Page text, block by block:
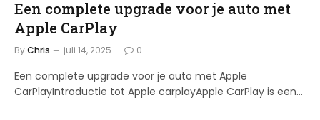
Een complete upgrade voor je auto met
Apple CarPlay
ByChris juli 14, 2025 0
Een complete upgrade voor je auto met Apple
CarPlayIntroductie tot Apple carplayApple CarPlay is een…